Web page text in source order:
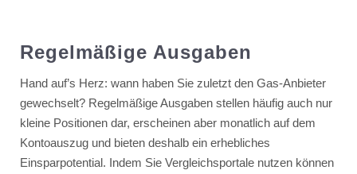
Regelmäßige Ausgaben
Hand auf’s Herz: wann haben Sie zuletzt den Gas-Anbieter
gewechselt? Regelmäßige Ausgaben stellen häufig auch nur
kleine Positionen dar, erscheinen aber monatlich auf dem
Kontoauszug und bieten deshalb ein erhebliches
Einsparpotential. Indem Sie Vergleichsportale nutzen können